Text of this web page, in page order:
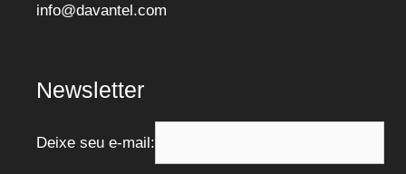
info@davantel.com
Newsletter
Deixe seu e-mail: